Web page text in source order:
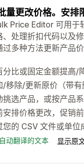
量更改价格。安
Price Editor 可用于
、处理折扣代码以及
过多种方法更新产品
分比或固定金额提高/
/移除/更新原价（带有
挑选产品，或按产品
安排价格更改，促销前
您的 CSV 文件或单
动翻译的文本 显示原